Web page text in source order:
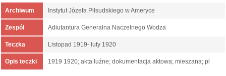
Archiwum Instytut Józefa Piłsudskiego w Ameryce
Zespół Adiutantura Generalna Naczelnego Wodza
Teczka Listopad 1919- luty 1920
Opis teczki 1919 1920; akta luźne; dokumentacja aktowa; mieszana; pl